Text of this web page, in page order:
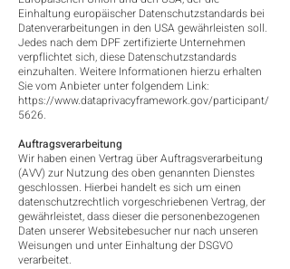
Einhaltung europäischer Datenschutzstandards bei
Datenverarbeitungen in den USA gewährleisten soll.
Jedes nach dem DPF zertifizierte Unternehmen
verpflichtet sich, diese Datenschutzstandards
einzuhalten. Weitere Informationen hierzu erhalten
Sie vom Anbieter unter folgendem Link:
https://www.dataprivacyframework.gov/participant/
5626.
Auftragsverarbeitung
Wir haben einen Vertrag über Auftragsverarbeitung
(AVV) zur Nutzung des oben genannten Dienstes
geschlossen. Hierbei handelt es sich um einen
datenschutzrechtlich vorgeschriebenen Vertrag, der
gewährleistet, dass dieser die personenbezogenen
Daten unserer Websitebesucher nur nach unseren
Weisungen und unter Einhaltung der DSGVO
verarbeitet.